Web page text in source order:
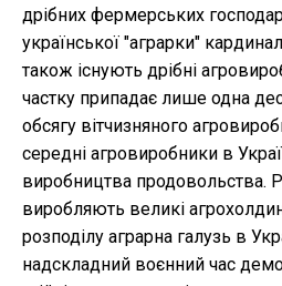
дрібних фермерських
української "аграрки"
також існують дрібні
частку припадає лише одна
обсягу вітчизняного
середні агровиробники в
виробництва продовольства.
виробляють великі
розподілу аграрна галузь в
надскладний воєнний час